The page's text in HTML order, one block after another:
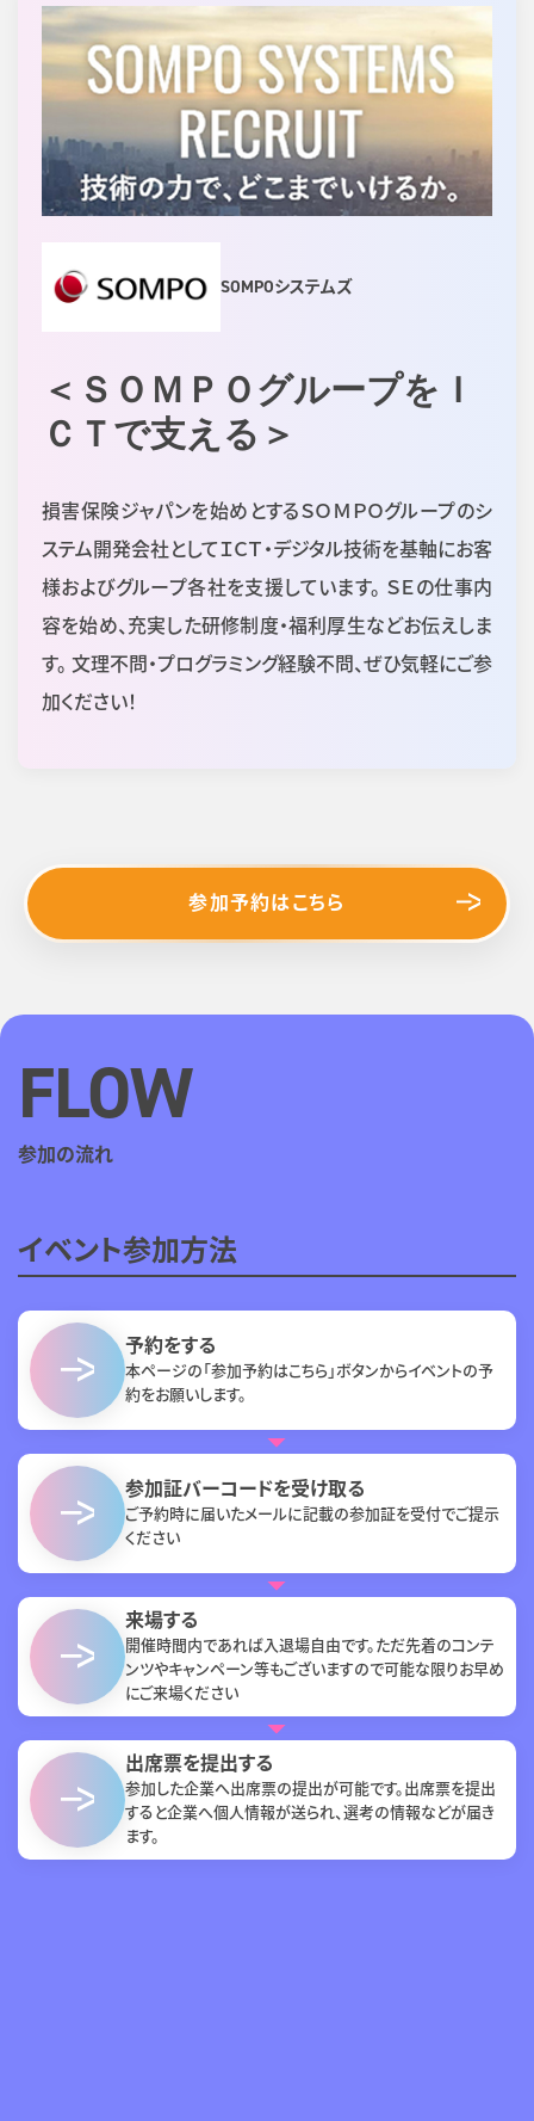
SOMPOシステムズ
＜ＳＯＭＰＯグループをＩ
ＣＴで支える＞
損害保険ジャパンを始めとするＳＯＭＰＯグループのシ
ステム開発会社としてＩＣＴ・デジタル技術を基軸にお客
様およびグループ各社を支援しています。 ＳＥの仕事内
容を始め、充実した研修制度・福利厚生などお伝えしま
す。 文理不問・プログラミング経験不問、ぜひ気軽にご参
加ください！
参加予約はこちら
FLOW
参加の流れ
イベント参加方法
予約をする
本ページの「参加予約はこちら」ボタンからイベントの予
約をお願いします。
参加証バーコードを受け取る
ご予約時に届いたメールに記載の参加証を受付でご提示
ください
来場する
開催時間内であれば入退場自由です。ただ先着のコンテ
ンツやキャンペーン等もございますので可能な限りお早め
にご来場ください
出席票を提出する
参加した企業へ出席票の提出が可能です。出席票を提出
すると企業へ個人情報が送られ、選考の情報などが届き
ます。